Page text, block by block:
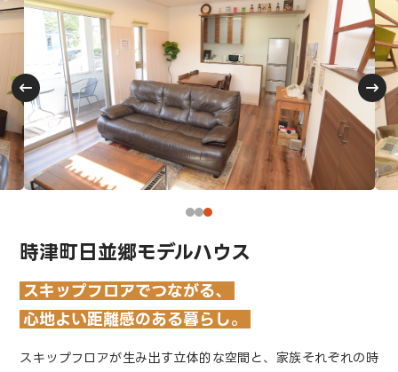
時津町日並郷モデルハウス
スキップフロアでつながる、
心地よい距離感のある暮らし。
スキップフロアが生み出す立体的な空間と、家族それぞれの時